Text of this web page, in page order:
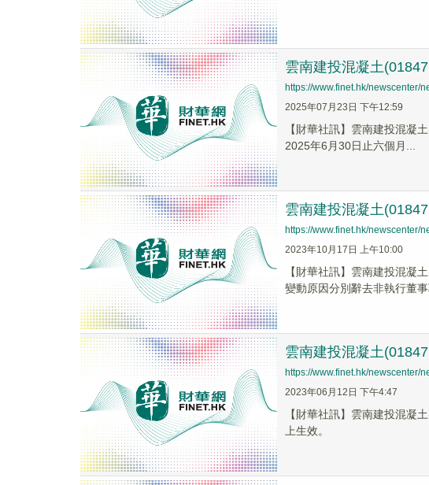
雲南建投混凝土
https://www.finet.hk/newscenter/
2025年07月23日 下午12:59
【財華社訊】雲南建投混凝
2025年6月30日止六個月...
雲南建投混凝土
https://www.finet.hk/newscenter/
2023年10月17日 上午10:00
【財華社訊】雲南建投混凝
變動原因分別辭去非執行董事
雲南建投混凝土
https://www.finet.hk/newscenter/
2023年06月12日 下午4:47
【財華社訊】雲南建投混凝
上生效。